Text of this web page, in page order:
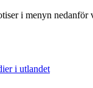
i menyn nedanför
i utlandet